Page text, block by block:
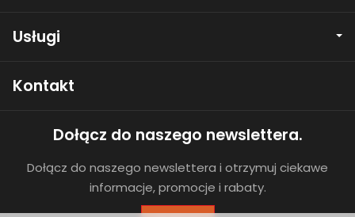
Usługi
Kontakt
Dołącz do naszego newslettera.
Dołącz do naszego newslettera i otrzymuj ciekawe
informacje, promocje i rabaty.